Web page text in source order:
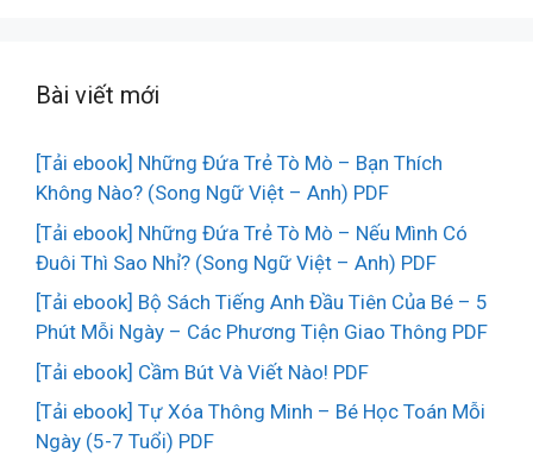
Bài viết mới
[Tải ebook] Những Đứa Trẻ Tò Mò – Bạn Thích
Không Nào? (Song Ngữ Việt – Anh) PDF
[Tải ebook] Những Đứa Trẻ Tò Mò – Nếu Mình Có
Đuôi Thì Sao Nhỉ? (Song Ngữ Việt – Anh) PDF
[Tải ebook] Bộ Sách Tiếng Anh Đầu Tiên Của Bé – 5
Phút Mỗi Ngày – Các Phương Tiện Giao Thông PDF
[Tải ebook] Cầm Bút Và Viết Nào! PDF
[Tải ebook] Tự Xóa Thông Minh – Bé Học Toán Mỗi
Ngày (5-7 Tuổi) PDF